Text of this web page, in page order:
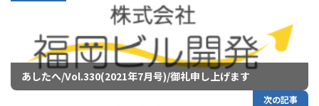
あしたへ/Vol.330(2021年7月号)/御礼申し上げます
次の記事